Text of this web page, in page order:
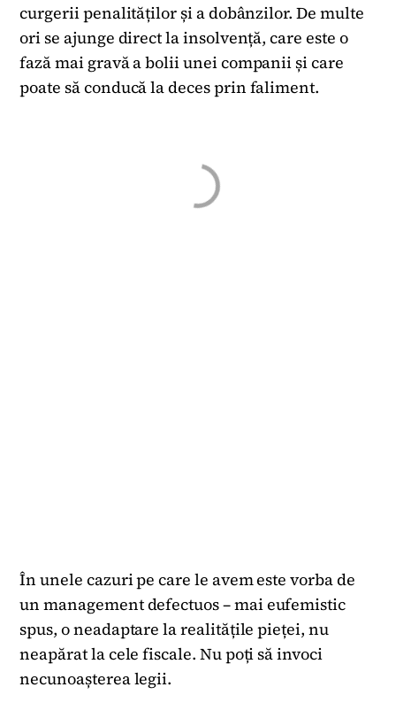
curgerii penalităților și a dobânzilor. De multe
ori se ajunge direct la insolvență, care este o
fază mai gravă a bolii unei companii și care
poate să conducă la deces prin faliment.
În unele cazuri pe care le avem este vorba de
un management defectuos – mai eufemistic
spus, o neadaptare la realitățile pieței, nu
neapărat la cele fiscale. Nu poți să invoci
necunoașterea legii.